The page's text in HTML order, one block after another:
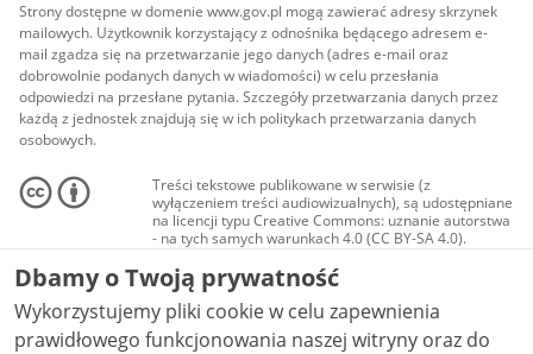
Strony dostępne w domenie www.gov.pl mogą zawierać adresy skrzynek
mailowych. Użytkownik korzystający z odnośnika będącego adresem e-
mail zgadza się na przetwarzanie jego danych (adres e-mail oraz
dobrowolnie podanych danych w wiadomości) w celu przesłania
odpowiedzi na przesłane pytania. Szczegóły przetwarzania danych przez
każdą z jednostek znajdują się w ich politykach przetwarzania danych
osobowych.
Treści tekstowe publikowane w serwisie (z
wyłączeniem treści audiowizualnych), są udostępniane
na licencji typu Creative Commons: uznanie autorstwa
- na tych samych warunkach 4.0 (CC BY-SA 4.0).
Materiały audiowizualne, w tym zdjęcia, materiały
audio i wideo, są udostępniane na licencji typu
Creative Commons: uznanie autorstwa użycie
niekomercyjne - bez utworów zależnych 4.0 (CC BY-
NC-ND 4.0), o ile nie jest to stwierdzone inaczej.
Dbamy o Twoją prywatność
Wykorzystujemy pliki cookie w celu zapewnienia
prawidłowego funkcjonowania naszej witryny oraz do